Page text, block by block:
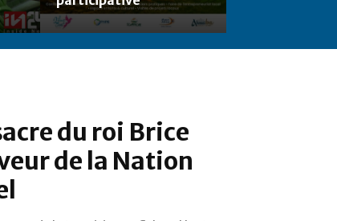
du roi Brice
de la Nation